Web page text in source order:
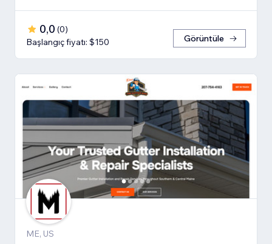
0,0 (0)
Başlangıç fiyatı: $150
Görüntüle
ME, US